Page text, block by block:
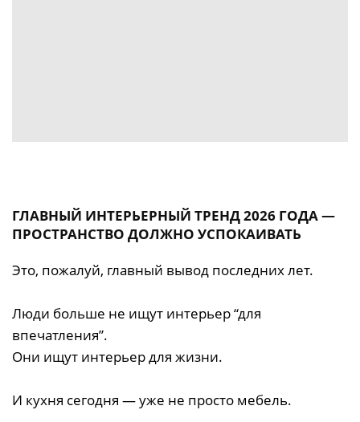
ГЛАВНЫЙ ИНТЕРЬЕРНЫЙ ТРЕНД 2026 ГОДА —
ПРОСТРАНСТВО ДОЛЖНО УСПОКАИВАТЬ
Это, пожалуй, главный вывод последних лет.
Люди больше не ищут интерьер “для
впечатления”.
Они ищут интерьер для жизни.
И кухня сегодня — уже не просто мебель.